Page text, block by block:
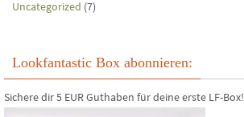
Uncategorized (7)
Lookfantastic Box abonnieren:
Sichere dir 5 EUR Guthaben für deine erste LF-Box!